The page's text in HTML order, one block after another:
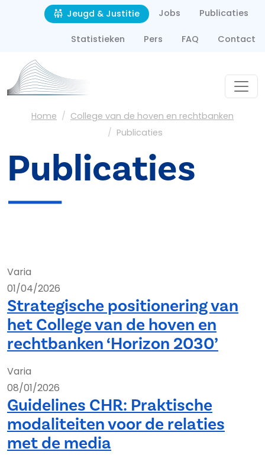
Overslaan en naar de inhoud gaan
Second navigation
Jeugd & Justitie Jobs Publicaties
Statistieken Pers FAQ Contact
Kruimelpad
Home
College van de hoven en rechtbanken
Publicaties
Publicaties
Varia
01/04/2026
Strategische positionering van
het College van de hoven en
rechtbanken ‘Horizon 2030’
Varia
08/01/2026
Guidelines CHR: Praktische
modaliteiten voor de relaties
met de media